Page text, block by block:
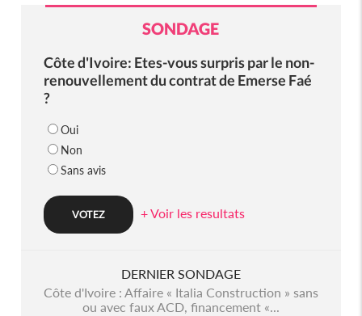
SONDAGE
Côte d'Ivoire: Etes-vous surpris par le non-
renouvellement du contrat de Emerse Faé
?
Oui
Non
Sans avis
+ Voir les resultats
DERNIER SONDAGE
Côte d'Ivoire : Affaire « Italia Construction » sans
ou avec faux ACD, financement «...